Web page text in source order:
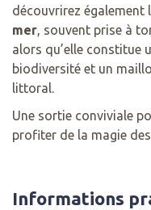
découvrirez également
mer, souvent prise à
alors qu’elle constitue
biodiversité et un
littoral.
Une sortie conviviale
profiter de la magie
Informations